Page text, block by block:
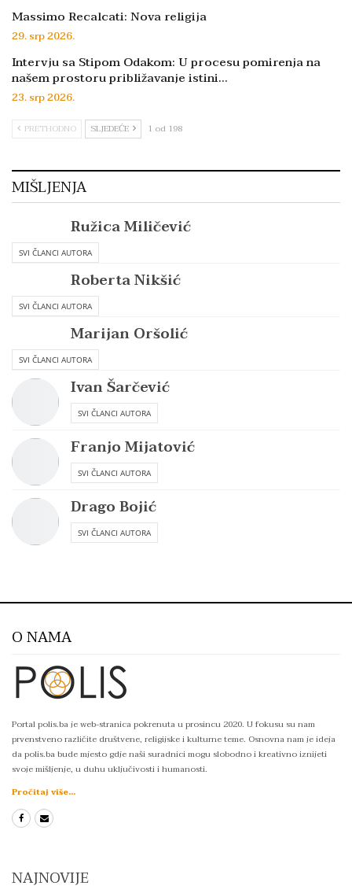
Massimo Recalcati: Nova religija
29. srp 2026.
Intervju sa Stipom Odakom: U procesu pomirenja na
našem prostoru približavanje istini…
23. srp 2026.
PRETHODNO SLJEDEĆE 1 od 198
MIŠLJENJA
Ružica Miličević
SVI ČLANCI AUTORA
Roberta Nikšić
SVI ČLANCI AUTORA
Marijan Oršolić
SVI ČLANCI AUTORA
Ivan Šarčević
SVI ČLANCI AUTORA
Franjo Mijatović
SVI ČLANCI AUTORA
Drago Bojić
SVI ČLANCI AUTORA
O NAMA
Portal polis.ba je web-stranica pokrenuta u prosincu 2020. U fokusu su nam
prvenstveno različite društvene, religijske i kulturne teme. Osnovna nam je ideja
da polis.ba bude mjesto gdje naši suradnici mogu slobodno i kreativno iznijeti
svoje mišljenje, u duhu uključivosti i humanosti.
Pročitaj više...
NAJNOVIJE